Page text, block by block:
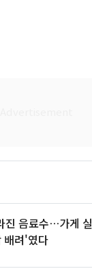
진 음료수…가게 실
배려'였다